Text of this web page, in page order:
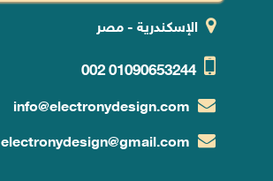
الإسكندرية - مصر
01090653244
002
info@electronydesign.com
electronydesign@gmail.com